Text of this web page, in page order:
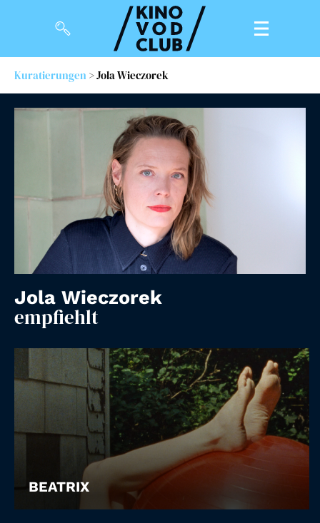
Filme
Magazin
Kuratierungen
Events
So geht’s
Filmpakete
& Filmpässe
Account
Suche
Kuratierungen > Jola Wieczorek
Jola Wieczorek
empfiehlt
BEATRIX